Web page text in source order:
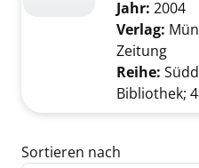
Jahr: 2004
Verlag:
Zeitung
Reihe:
Bibliothek;
Zu den Suchfiltern springen
Sortieren nach